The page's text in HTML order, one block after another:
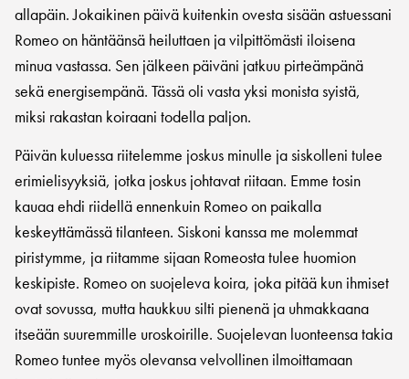
allapäin. Jokaikinen päivä kuitenkin ovesta sisään astuessani
Romeo on häntäänsä heiluttaen ja vilpittömästi iloisena
minua vastassa. Sen jälkeen päiväni jatkuu pirteämpänä
sekä energisempänä. Tässä oli vasta yksi monista syistä,
miksi rakastan koiraani todella paljon.
Päivän kuluessa riitelemme joskus minulle ja siskolleni tulee
erimielisyyksiä, jotka joskus johtavat riitaan. Emme tosin
kauaa ehdi riidellä ennenkuin Romeo on paikalla
keskeyttämässä tilanteen. Siskoni kanssa me molemmat
piristymme, ja riitamme sijaan Romeosta tulee huomion
keskipiste. Romeo on suojeleva koira, joka pitää kun ihmiset
ovat sovussa, mutta haukkuu silti pienenä ja uhmakkaana
itseään suuremmille uroskoirille. Suojelevan luonteensa takia
Romeo tuntee myös olevansa velvollinen ilmoittamaan